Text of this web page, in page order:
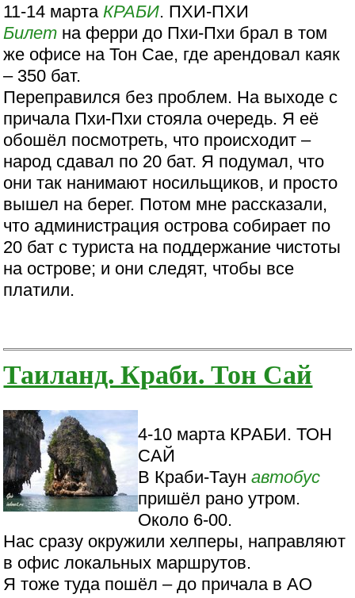
11-14 марта КРАБИ. ПХИ-ПХИ
Билет на ферри до Пхи-Пхи брал в том
же офисе на Тон Сае, где арендовал каяк
– 350 бат.
Переправился без проблем. На выходе с
причала Пхи-Пхи стояла очередь. Я её
обошёл посмотреть, что происходит –
народ сдавал по 20 бат. Я подумал, что
они так нанимают носильщиков, и просто
вышел на берег. Потом мне рассказали,
что администрация острова собирает по
20 бат с туриста на поддержание чистоты
на острове; и они следят, чтобы все
платили.
Таиланд. Краби. Тон Сай
4-10 марта КРАБИ. ТОН
САЙ
В Краби-Таунавтобус
пришёл рано утром.
Около 6-00.
Нас сразу окружили хелперы, направляют
в офис локальных маршрутов.
Я тоже туда пошёл – до причала в АО